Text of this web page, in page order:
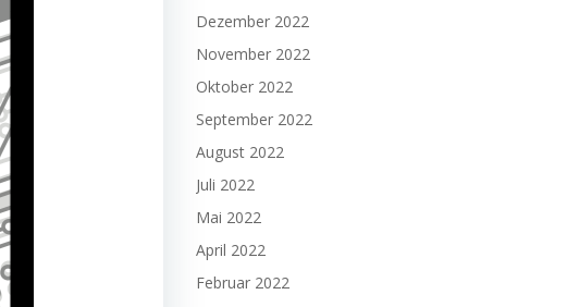
Dezember 2022
November 2022
Oktober 2022
September 2022
August 2022
Juli 2022
Mai 2022
April 2022
Februar 2022